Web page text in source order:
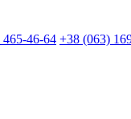
46-64 +38 (063)